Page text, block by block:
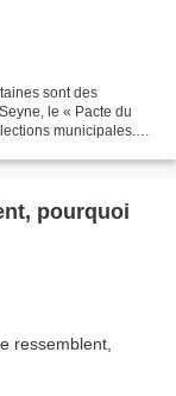
sont des
le « Pacte du
municipales.
pourquoi